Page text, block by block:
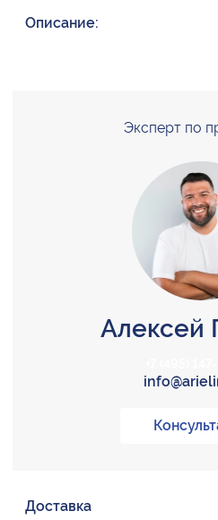
Описание:
Эксперт по
Алексей
Доставка